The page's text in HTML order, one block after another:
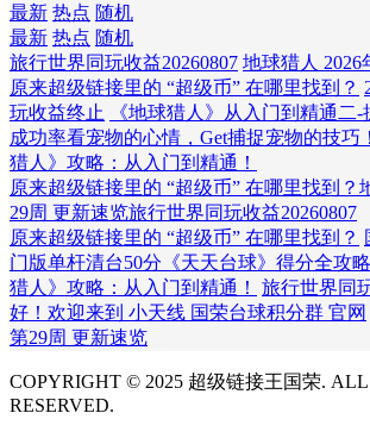
最新 热点 随机
最新 热点 随机
旅行世界同玩收益20260807 地球猎人 2026
原来超级链接里的 “超级币” 在哪里找到？
玩收益终止
《地球猎人》从入门到精通二-
成功率看宠物的心情，Get捕捉宠物的技巧！
猎人》攻略：从入门到精通！
原来超级链接里的 “超级币” 在哪里找到？
29周 更新速览旅行世界同玩收益20260807
原来超级链接里的 “超级币” 在哪里找到？
门版单杆清台50分《天天台球》得分全攻略
猎人》攻略：从入门到精通！
旅行世界同
好！欢迎来到 小天线 国荣台球积分群 官网
第29周 更新速览
COPYRIGHT © 2025 超级链接王国荣. ALL
RESERVED.